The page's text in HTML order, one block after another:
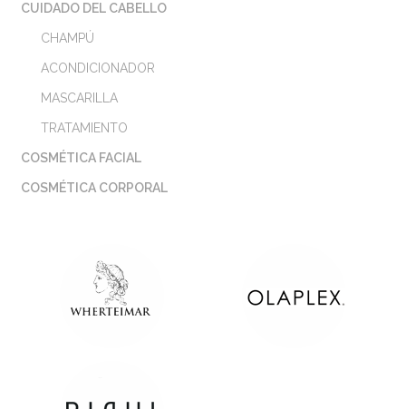
CUIDADO DEL CABELLO
CHAMPÚ
ACONDICIONADOR
MASCARILLA
TRATAMIENTO
COSMÉTICA FACIAL
COSMÉTICA CORPORAL